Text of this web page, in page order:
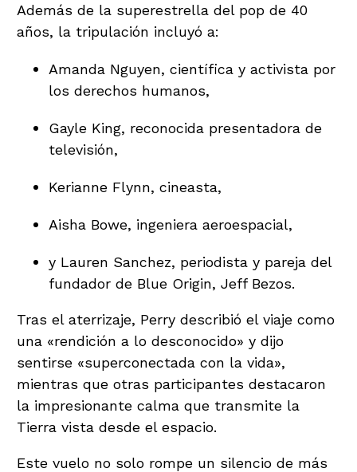
Además de la superestrella del pop de 40
años, la tripulación incluyó a:
Amanda Nguyen, científica y activista por
los derechos humanos,
Gayle King, reconocida presentadora de
televisión,
Kerianne Flynn, cineasta,
Aisha Bowe, ingeniera aeroespacial,
y Lauren Sanchez, periodista y pareja del
fundador de Blue Origin, Jeff Bezos.
Tras el aterrizaje, Perry describió el viaje como
una «rendición a lo desconocido» y dijo
sentirse «superconectada con la vida»,
mientras que otras participantes destacaron
la impresionante calma que transmite la
Tierra vista desde el espacio.
Este vuelo no solo rompe un silencio de más